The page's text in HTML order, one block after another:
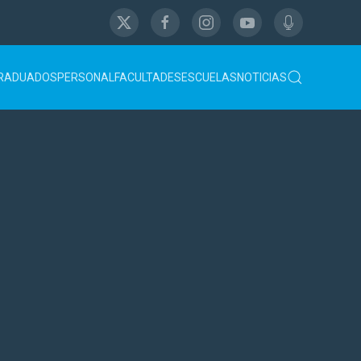
PERSONAL FACULTADESESCUELASNOTICIAS